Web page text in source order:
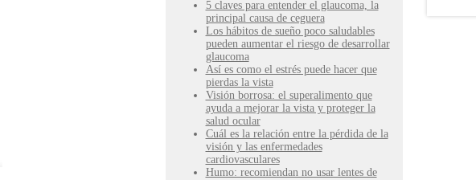
5 claves para entender el glaucoma, la
principal causa de ceguera
Los hábitos de sueño poco saludables
pueden aumentar el riesgo de desarrollar
glaucoma
Así es como el estrés puede hacer que
pierdas la vista
Visión borrosa: el superalimento que
ayuda a mejorar la vista y proteger la
salud ocular
Cuál es la relación entre la pérdida de la
visión y las enfermedades
cardiovasculares
Humo: recomiendan no usar lentes de